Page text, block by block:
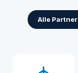
Alle Partner